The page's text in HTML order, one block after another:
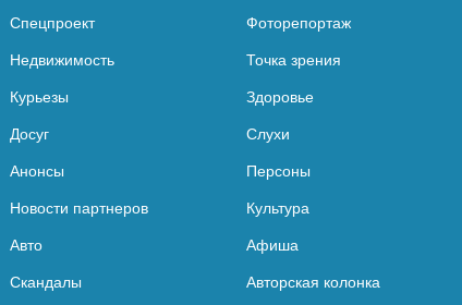
Спецпроект Фоторепортаж
Недвижимость Точка зрения
Курьезы Здоровье
Досуг Слухи
Анонсы Персоны
Новости партнеров Культура
Авто Афиша
Скандалы Авторская колонка